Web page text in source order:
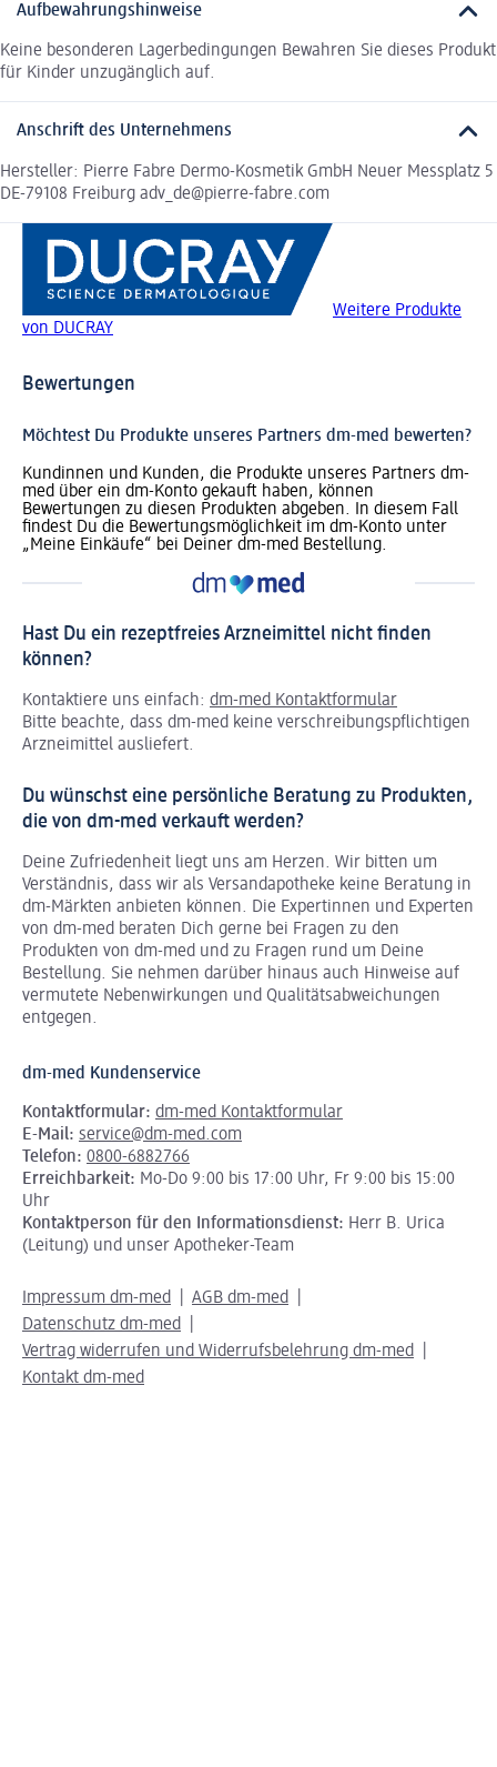
Aufbewahrungshinweise
Keine besonderen Lagerbedingungen Bewahren Sie dieses Produkt
für Kinder unzugänglich auf.
Anschrift des Unternehmens
Hersteller: Pierre Fabre Dermo-Kosmetik GmbH Neuer Messplatz 5
DE-79108 Freiburg adv_de@pierre-fabre.com
Weitere Produkte
von DUCRAY
Bewertungen
Möchtest Du Produkte unseres Partners dm-med bewerten?
Kundinnen und Kunden, die Produkte unseres Partners dm-
med über ein dm-Konto gekauft haben, können
Bewertungen zu diesen Produkten abgeben. In diesem Fall
findest Du die Bewertungsmöglichkeit im dm-Konto unter
„Meine Einkäufe“ bei Deiner dm-med Bestellung.
Hast Du ein rezeptfreies Arzneimittel nicht finden
können?
Kontaktiere uns einfach: dm-med Kontaktformular
Bitte beachte, dass dm-med keine verschreibungspflichtigen
Arzneimittel ausliefert.
Du wünschst eine persönliche Beratung zu Produkten,
die von dm-med verkauft werden?
Deine Zufriedenheit liegt uns am Herzen. Wir bitten um
Verständnis, dass wir als Versandapotheke keine Beratung in
dm-Märkten anbieten können. Die Expertinnen und Experten
von dm-med beraten Dich gerne bei Fragen zu den
Produkten von dm-med und zu Fragen rund um Deine
Bestellung. Sie nehmen darüber hinaus auch Hinweise auf
vermutete Nebenwirkungen und Qualitätsabweichungen
entgegen.
dm-med Kundenservice
Kontaktformular: dm-med Kontaktformular
E-Mail: service@dm-med.com
Telefon: 0800-6882766
Erreichbarkeit: Mo-Do 9:00 bis 17:00 Uhr, Fr 9:00 bis 15:00
Uhr
Kontaktperson für den Informationsdienst: Herr B. Urica
(Leitung) und unser Apotheker-Team
Impressum dm-med
AGB dm-med
Datenschutz dm-med
Vertrag widerrufen und Widerrufsbelehrung dm-med
Kontakt dm-med